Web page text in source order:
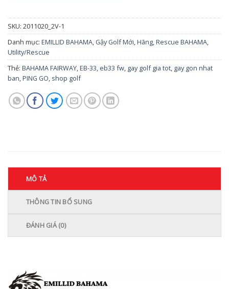
SKU: 2011020_2V-1
Danh mục: EMILLID BAHAMA, Gậy Golf Mới,Hãng,Rescue BAHAMA,
Utility/Rescue
Thẻ: BAHAMA FAIRWAY,EB-33, eb33 fw, gay golf gia tot, gay gon nhat
ban,PING GO, shop golf
MÔ TẢ
THÔNG TIN BỔ SUNG
ĐÁNH GIÁ (0)